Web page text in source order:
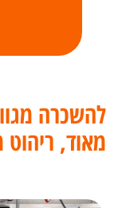
להשכרה
מאוד,